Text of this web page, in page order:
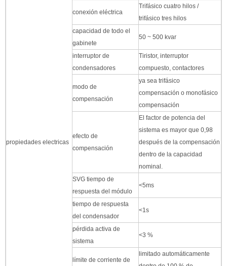
propiedades electricas
conexión eléctrica
Trifásico cuatro hilos /
trifásico tres hilos
capacidad de todo el
gabinete
50 ~ 500 kvar
interruptor de
condensadores
Tiristor, interruptor
compuesto, contactores
modo de
compensación
ya sea trifásico
compensación o monofásico
compensación
efecto de
compensación
El factor de potencia del
sistema es mayor que 0,98
después de la compensación
dentro de la capacidad
nominal.
SVG tiempo de
respuesta del módulo
<5ms
tiempo de respuesta
del condensador
<1s
pérdida activa de
sistema
<3 %
límite de corriente de
limitado automáticamente